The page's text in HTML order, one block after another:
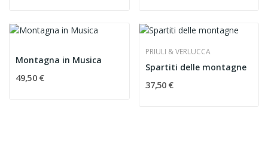
Montagna in Musica
49,50 €
PRIULI & VERLUCCA
Spartiti delle montagne
37,50 €